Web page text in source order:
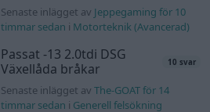
Senaste inlägget av Jeppegaming för 10
timmar sedan i Motorteknik (Avancerad)
Passat -13 2.0tdi DSG
Växellåda bråkar
10 svar
Senaste inlägget av The-GOAT för 14
timmar sedan i Generell felsökning